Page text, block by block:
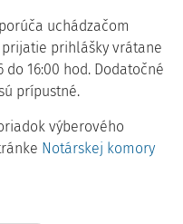
uchádzačom
prihlášky vrátane
16:00 hod. Dodatočné
prípustné.
výberového
Notárskej komory